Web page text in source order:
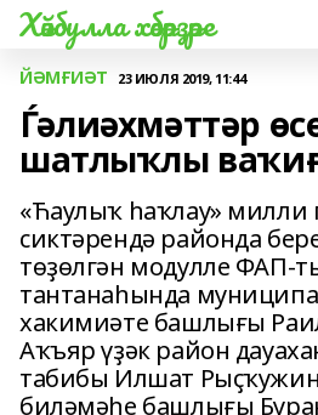
Хәйбулла хәбәрҙәре
ЙӘМҒИӘТ 23 ИЮЛЯ 2019, 11:44
Ѓәлиәхмәттәр
шатлыҡлы
«Ћаулыҡ һаҡлау» милли
сиктәрендә районда
төҙөлгән модулле ФАП-
тантанаһында
хакимиәте башлығы
Аҡъяр үҙәк район
табибы Илшат
биләмәһе башлығы